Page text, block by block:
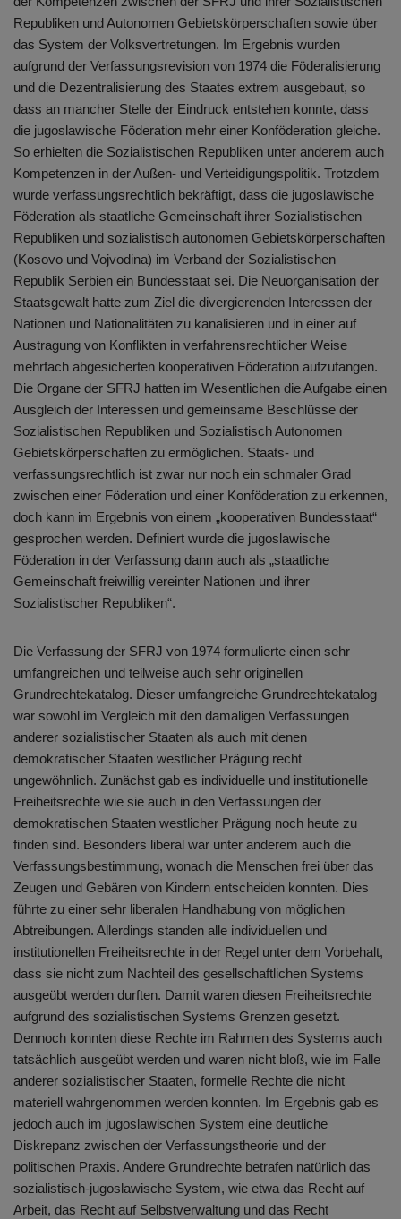
Republiken und Autonomen Gebietskörperschaften sowie über
das System der Volksvertretungen. Im Ergebnis wurden
aufgrund der Verfassungsrevision von 1974 die Föderalisierung
und die Dezentralisierung des Staates extrem ausgebaut, so
dass an mancher Stelle der Eindruck entstehen konnte, dass
die jugoslawische Föderation mehr einer Konföderation gleiche.
So erhielten die Sozialistischen Republiken unter anderem auch
Kompetenzen in der Außen- und Verteidigungspolitik. Trotzdem
wurde verfassungsrechtlich bekräftigt, dass die jugoslawische
Föderation als staatliche Gemeinschaft ihrer Sozialistischen
Republiken und sozialistisch autonomen Gebietskörperschaften
(Kosovo und Vojvodina) im Verband der Sozialistischen
Republik Serbien ein Bundesstaat sei. Die Neuorganisation der
Staatsgewalt hatte zum Ziel die divergierenden Interessen der
Nationen und Nationalitäten zu kanalisieren und in einer auf
Austragung von Konflikten in verfahrensrechtlicher Weise
mehrfach abgesicherten kooperativen Föderation aufzufangen.
Die Organe der SFRJ hatten im Wesentlichen die Aufgabe einen
Ausgleich der Interessen und gemeinsame Beschlüsse der
Sozialistischen Republiken und Sozialistisch Autonomen
Gebietskörperschaften zu ermöglichen. Staats- und
verfassungsrechtlich ist zwar nur noch ein schmaler Grad
zwischen einer Föderation und einer Konföderation zu erkennen,
doch kann im Ergebnis von einem „kooperativen Bundesstaat“
gesprochen werden. Definiert wurde die jugoslawische
Föderation in der Verfassung dann auch als „staatliche
Gemeinschaft freiwillig vereinter Nationen und ihrer
Sozialistischer Republiken“.
Die Verfassung der SFRJ von 1974 formulierte einen sehr
umfangreichen und teilweise auch sehr originellen
Grundrechtekatalog. Dieser umfangreiche Grundrechtekatalog
war sowohl im Vergleich mit den damaligen Verfassungen
anderer sozialistischer Staaten als auch mit denen
demokratischer Staaten westlicher Prägung recht
ungewöhnlich. Zunächst gab es individuelle und institutionelle
Freiheitsrechte wie sie auch in den Verfassungen der
demokratischen Staaten westlicher Prägung noch heute zu
finden sind. Besonders liberal war unter anderem auch die
Verfassungsbestimmung, wonach die Menschen frei über das
Zeugen und Gebären von Kindern entscheiden konnten. Dies
führte zu einer sehr liberalen Handhabung von möglichen
Abtreibungen. Allerdings standen alle individuellen und
institutionellen Freiheitsrechte in der Regel unter dem Vorbehalt,
dass sie nicht zum Nachteil des gesellschaftlichen Systems
ausgeübt werden durften. Damit waren diesen Freiheitsrechte
aufgrund des sozialistischen Systems Grenzen gesetzt.
Dennoch konnten diese Rechte im Rahmen des Systems auch
tatsächlich ausgeübt werden und waren nicht bloß, wie im Falle
anderer sozialistischer Staaten, formelle Rechte die nicht
materiell wahrgenommen werden konnten. Im Ergebnis gab es
jedoch auch im jugoslawischen System eine deutliche
Diskrepanz zwischen der Verfassungstheorie und der
politischen Praxis. Andere Grundrechte betrafen natürlich das
sozialistisch-jugoslawische System, wie etwa das Recht auf
Arbeit, das Recht auf Selbstverwaltung und das Recht